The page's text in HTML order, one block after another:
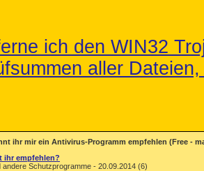
ich den WIN32
aller
ihr mir ein Antivirus-Programm empfehlen (Free -
ihr empfehlen?
andere Schutzprogramme - 20.09.2014 (6)